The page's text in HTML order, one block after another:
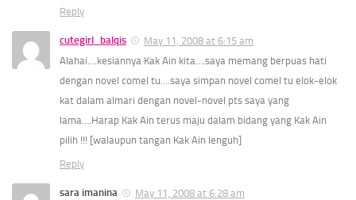
Reply
cutegirl_balqis
May 11, 2008 at 6:15 am
Alahai….kesiannya Kak Ain kita….saya memang berpuas hati
dengan novel comel tu….saya simpan novel comel tu elok-elok
kat dalam almari dengan novel-novel pts saya yang
lama….Harap Kak Ain terus maju dalam bidang yang Kak Ain
pilih !!! [walaupun tangan Kak Ain lenguh]
Reply
sara imanina
May 11, 2008 at 6:28 am